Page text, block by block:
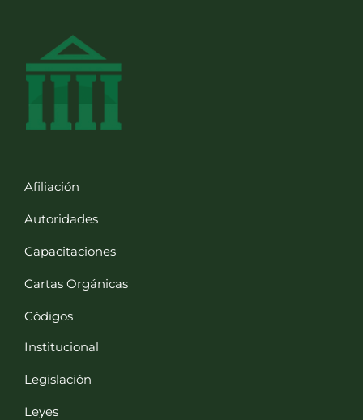
Afiliación
Autoridades
Capacitaciones
Cartas Orgánicas
Códigos
Institucional
Legislación
Leyes